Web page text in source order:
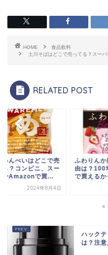
HOME
食品飲料
土川そばはどこで売ってる？スー
RELATED POST
めんべいはどこで売
る？コンビニ、スー
やAmazonで買...
2024年8月4日
ふわりん
由は？100
で買えるか
ハック
は？注意